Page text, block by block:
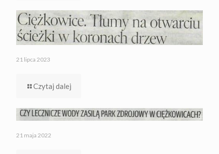
21 lipca 2023
Czytaj dalej
21 maja 2022